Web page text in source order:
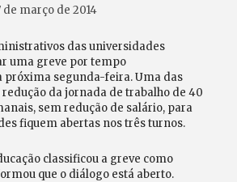
de março de 2014
das universidades
uma greve por tempo
segunda-feira. Uma das
da jornada de trabalho de 40
sem redução de salário, para
fiquem abertas nos três turnos.
classificou a greve como
que o diálogo está aberto.